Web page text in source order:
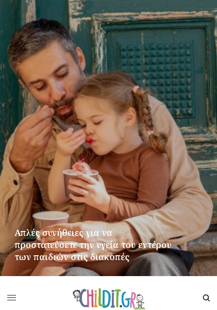
Απλές συνήθειες για να
προστατεύσετε την υγεία του εντέρου
των παιδιών στις διακοπές